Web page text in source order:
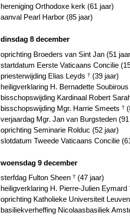
hereniging Orthodoxe kerk (61 jaar)
aanval Pearl Harbor (85 jaar)
dinsdag 8 december
oprichting Broeders van Sint Jan (51
startdatum Eerste Vaticaans Concilie
priesterwijding Elias Leyds † (39 jaar)
heiligverklaring H. Bernadette Soubirous
bisschopswijding Kardinaal Robert
bisschopswijding Mgr. Harrie Smeets †
verjaardag Mgr. Jan van Burgsteden
oprichting Seminarie Rolduc (52 jaar)
slotdatum Tweede Vaticaans Concilie
woensdag 9 december
sterfdag Fulton Sheen † (47 jaar)
heiligverklaring H. Pierre-Julien Eymard
oprichting Katholieke Universiteit
basiliekverheffing Nicolaasbasiliek